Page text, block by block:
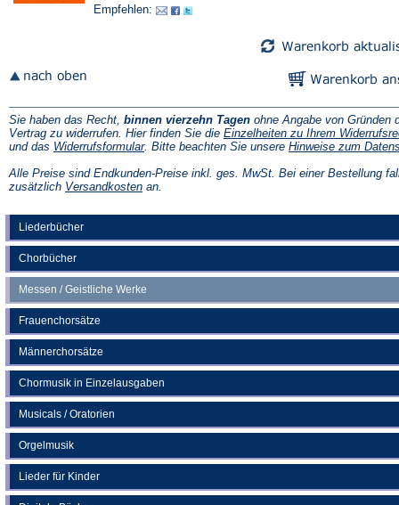
Liederbücher
Chorbücher
Messen / Geistliche Werke
Frauenchorsätze
Männerchorsätze
Chormusik in Einzelausgaben
Musicals / Oratorien
Orgelmusik
Lieder für Kinder
Empfehlen:
Sie haben das Recht, binnen vierzehn Tagen ohne Angabe von Gründen
Vertrag zu widerrufen. Hier finden Sie die Einzelheiten zu Ihrem
und das Widerrufsformular(Öffnet
einem
neuen
. Bitte beachten Sie unsere Hinweise zum
Alle Preise sind Endkunden-Preise inkl. ges. MwSt. Bei einer Bestellung
zusätzlich Versandkosten(Öffnet
an.